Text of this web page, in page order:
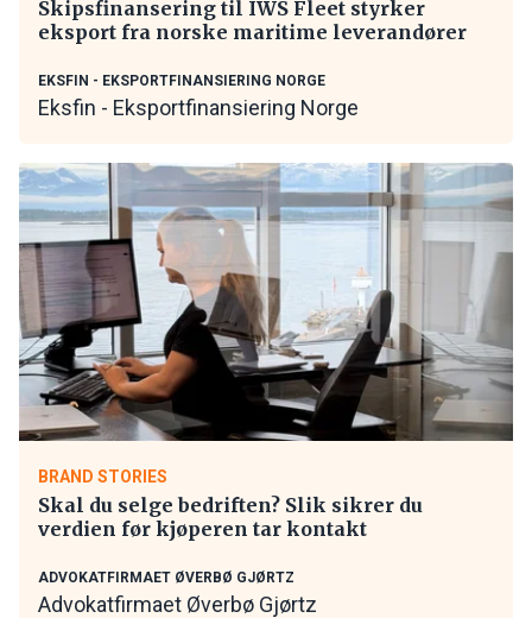
Skipsfinansering til IWS Fleet styrker
eksport fra norske maritime leverandører
EKSFIN - EKSPORTFINANSIERING NORGE
Eksfin - Eksportfinansiering Norge
BRAND STORIES
Skal du selge bedriften? Slik sikrer du
verdien før kjøperen tar kontakt
ADVOKATFIRMAET ØVERBØ GJØRTZ
Advokatfirmaet Øverbø Gjørtz